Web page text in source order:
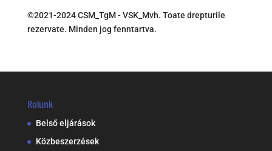
©2021-2024 CSM_TgM - VSK_Mvh. Toate drepturile
rezervate. Minden jog fenntartva.
Rolunk
Belső eljárások
Közbeszerzések